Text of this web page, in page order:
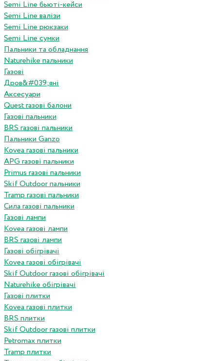
Semi Line бьюті-кейси
Semi Line валізи
Semi Line рюкзаки
Semi Line сумки
Пальники та обладнання
Naturehike пальники
Газові
Дров&#039;яні
Аксесуари
Quest газові балони
Газові пальники
BRS газові пальники
Пальники Ganzo
Kovea газові пальники
APG газові пальники
Primus газові пальники
Skif Outdoor пальники
Tramp газові пальники
Сила газові пальники
Газові лампи
Kovea газові лампи
BRS газові лампи
Газові обігрівачі
Kovea газові обігрівачі
Skif Outdoor газові обігрівачі
Naturehike обігрівачі
Газові плитки
Kovea газові плитки
BRS плитки
Skif Outdoor газові плитки
Petromax плитки
Tramp плитки